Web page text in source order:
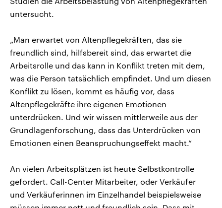
untersucht.
„Man erwartet von Altenpflegekräften, das sie
freundlich sind, hilfsbereit sind, das erwartet die
Arbeitsrolle und das kann in Konflikt treten mit dem,
was die Person tatsächlich empfindet. Und um diesen
Konflikt zu lösen, kommt es häufig vor, dass
Altenpflegekräfte ihre eigenen Emotionen
unterdrücken. Und wir wissen mittlerweile aus der
Grundlagenforschung, dass das Unterdrücken von
Emotionen einen Beanspruchungseffekt macht.“
An vielen Arbeitsplätzen ist heute Selbstkontrolle
gefordert. Call-Center Mitarbeiter, oder Verkäufer
und Verkäuferinnen im Einzelhandel beispielsweise